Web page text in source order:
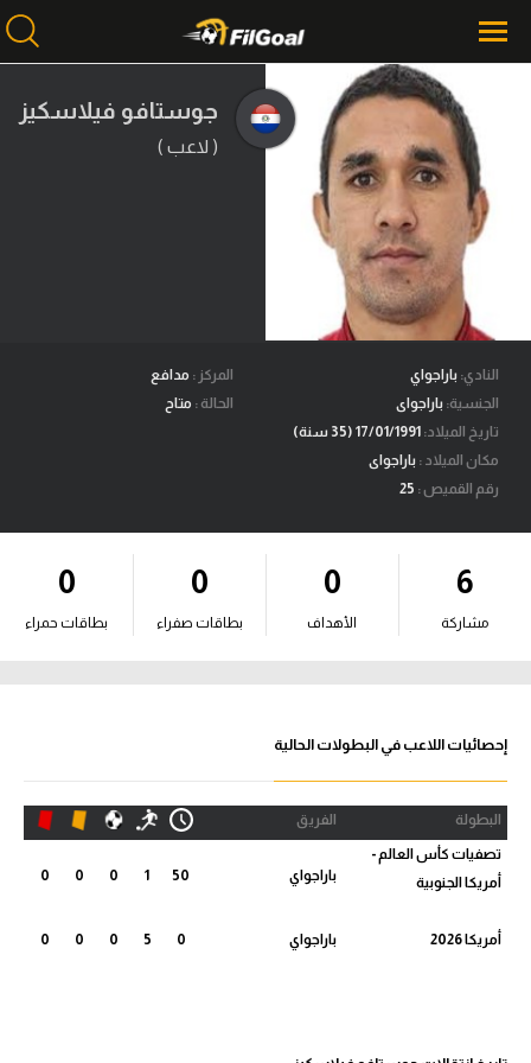
محتوى إخباري
الرئيسية
مباريات
ميركاتو
فانتازي في الجول
مسابقة التوقعات
فيديوهات
آراء حرة
ركن الألعاب
الدوري المصري
الدوري الإنجليزي الممتاز
الدوري الإسباني
الدوري الإيطالي
الدوري الفرنسي
جوستافو فيلاسكيز
( لاعب )
النادي: باراجواي
الجنسية: باراجواى
تاريخ الميلاد:
مكان الميلاد : باراجواى
رقم القميص :
المركز : مدافع
الحالة : متاح
6
مشاركة
0
الأهداف
0
بطاقات صفراء
0
بطاقات حمراء
إحصائيات اللاعب في البطولات الحالية
البطولة الفريق
تصفيات كأس العالم -
أمريكا الجنوبية
باراجواي 50
1
0
0
0
أمريكا 2026 باراجواي 0
5
0
0
0